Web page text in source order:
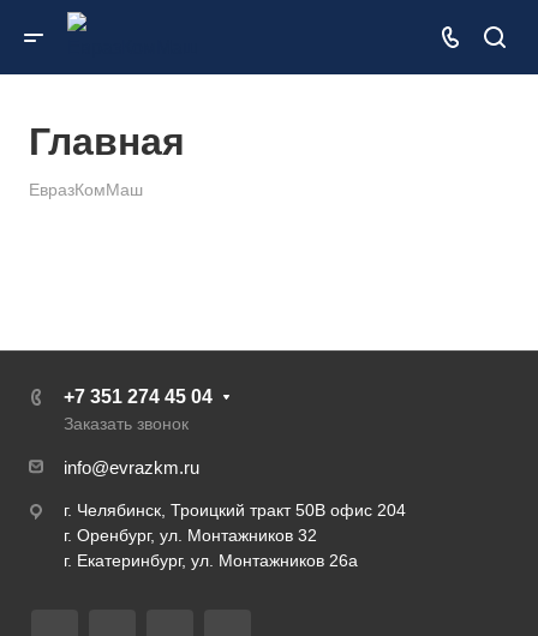
Главная
ЕвразКомМаш
+7 351 274 45 04
Заказать звонок
info@evrazkm.ru
г. Челябинск, Троицкий тракт 50В офис 204
г. Оренбург, ул. Монтажников 32
г. Екатеринбург, ул. Монтажников 26а